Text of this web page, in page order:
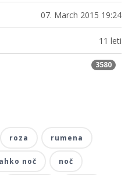
07. March 2015 19:24
11 leti
3580
roza rumena
noč noč